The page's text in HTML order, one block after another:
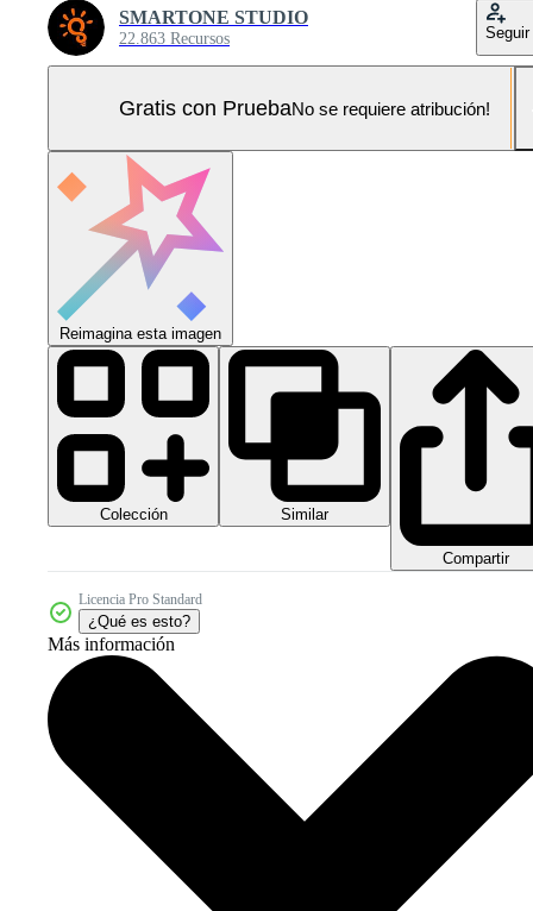
SMARTONE STUDIO
22.863 Recursos Seguir
Gratis con PruebaNo se requiere atribución!
Reimagina esta imagen
Colección Similar
Compartir
Licencia Pro Standard
¿Qué es esto?
Más información